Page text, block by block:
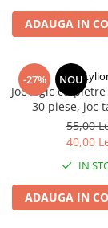
ADAUGA IN
-27% NOU
Joc logic cu
30 piese, joc
societate pentru
provocare
copii si
55,00
40,00
IN
ADAUGA IN